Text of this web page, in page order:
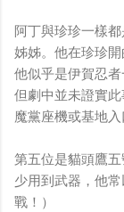
阿丁與珍珍一樣
姊姊。他在珍珍開
他似乎是伊賀忍
但劇中並未證實
魔黨座機或基地入
第五位是貓頭鷹
少用到武器，他
戰！）